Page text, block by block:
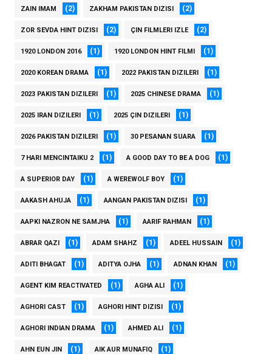
ZAIN IMAM (2) ZAKHAM PAKISTAN DIZISI (2)
ZOR SEVDA HINT DIZISI (2) ÇIN FILMLERI IZLE (2)
1920 LONDON 2016 (1) 1920 LONDON HINT FILMI (1)
2020 KOREAN DRAMA (1) 2022 PAKISTAN DIZILERI (1)
2023 PAKISTAN DIZILERI (1) 2025 CHINESE DRAMA (1)
2025 IRAN DIZILERI (1) 2025 ÇIN DIZILERI (1)
2026 PAKISTAN DIZILERI (1) 30 PESANAN SUARA (1)
7 HARI MENCINTAIKU 2 (1) A GOOD DAY TO BE A DOG (1)
A SUPERIOR DAY (1) A WEREWOLF BOY (1)
AAKASH AHUJA (1) AANGAN PAKISTAN DIZISI (1)
AAPKI NAZRON NE SAMJHA (1) AARIF RAHMAN (1)
ABRAR QAZI (1) ADAM SHAHZ (1) ADEEL HUSSAIN (1)
ADITI BHAGAT (1) ADITYA OJHA (1) ADNAN KHAN (1)
AGENT KIM REACTIVATED (1) AGHA ALI (1)
AGHORI CAST (1) AGHORI HINT DIZISI (1)
AGHORI INDIAN DRAMA (1) AHMED ALI (1)
AHN EUN JIN (1) AIK AUR MUNAFIQ (1)